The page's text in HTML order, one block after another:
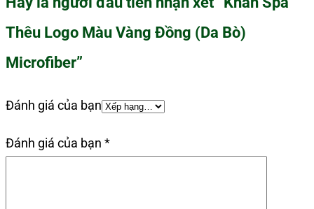
Thêu Logo Màu Vàng Đồng (Da Bò)
Microfiber”
Đánh giá của bạn
Đánh giá của bạn *